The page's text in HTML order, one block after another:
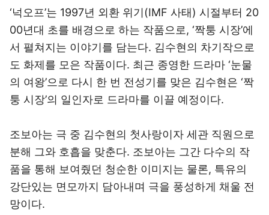
‘넉오프’는 1997년 외환 위기(IMF 사태) 시절부터 20
00년대 초를 배경으로 하는 작품으로, ‘짝퉁 시장’에
서 펼쳐지는 이야기를 담는다. 김수현의 차기작으로
도 화제를 모은 작품이다. 최근 종영한 드라마 ‘눈물
의 여왕’으로 다시 한 번 전성기를 맞은 김수현은 ‘짝
퉁 시장’의 일인자로 드라마를 이끌 예정이다.
조보아는 극 중 김수현의 첫사랑이자 세관 직원으로
분해 그와 호흡을 맞춘다. 조보아는 그간 다수의 작
품을 통해 보여줬던 청순한 이미지는 물론, 특유의
강단있는 면모까지 담아내며 극을 풍성하게 채울 전
망이다.